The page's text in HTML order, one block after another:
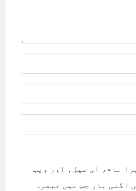
نام، ای میل، اور ویب
اگلی بار جب میں تبصرہ